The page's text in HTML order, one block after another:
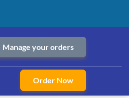
Manage your orders
Order Now